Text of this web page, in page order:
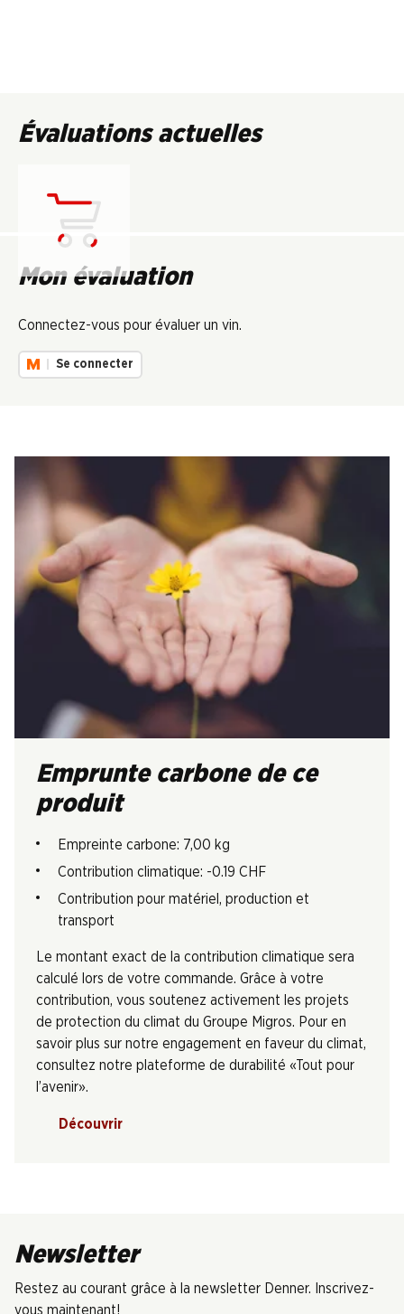
Évaluations actuelles
Mon évaluation
Connectez-vous pour évaluer un vin.
Se connecter
Emprunte carbone de ce
produit
Empreinte carbone: 7,00 kg
Contribution climatique: -0.19 CHF
Contribution pour matériel, production et
transport
Le montant exact de la contribution climatique sera
calculé lors de votre commande. Grâce à votre
contribution, vous soutenez activement les projets
de protection du climat du Groupe Migros. Pour en
savoir plus sur notre engagement en faveur du climat,
consultez notre plateforme de durabilité «Tout pour
l’avenir».
Découvrir
Newsletter
Restez au courant grâce à la newsletter Denner. Inscrivez-
vous maintenant!